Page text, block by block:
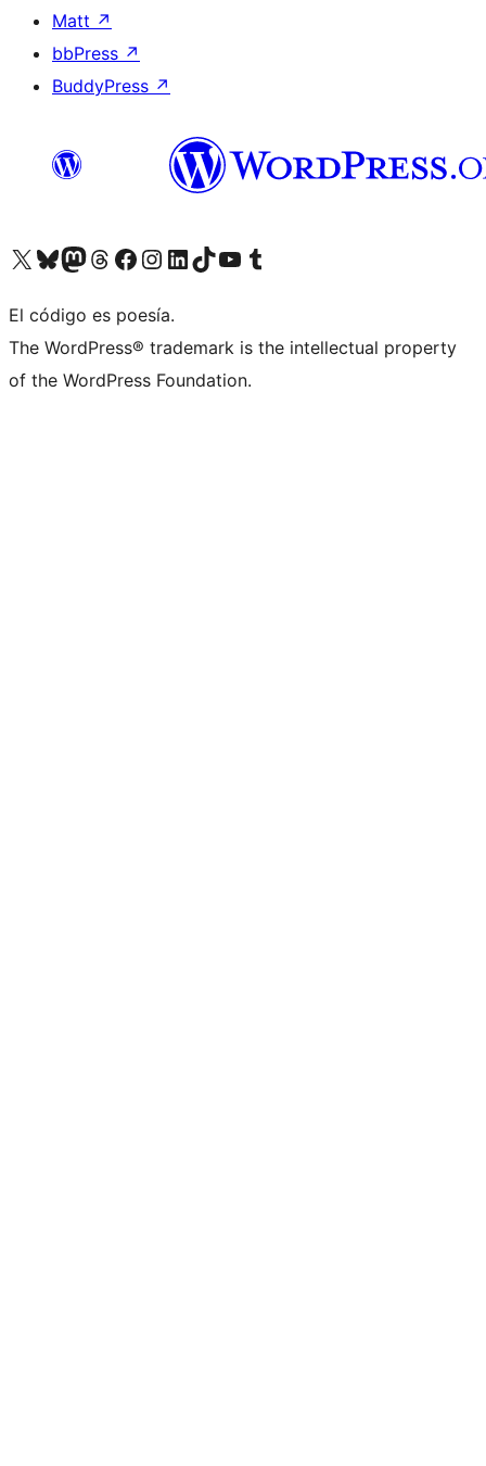
Matt ↗
bbPress ↗
BuddyPress ↗
Visita nuestra cuenta de X (anteriormente Twitter)
Visita nuestra cuenta de Bluesky
Visita nuestra cuenta de Mastodon
Visita nuestra cuenta de Threads
Visita nuestra página de Facebook
Visita nuestra cuenta de Instagram
Visita nuestra cuenta de LinkedIn
Visita nuestra cuenta de TikTok
Visita nuestro canal de YouTube
Visita nuestra cuenta de Tumblr
El código es poesía.
The WordPress® trademark is the intellectual property
of the WordPress Foundation.